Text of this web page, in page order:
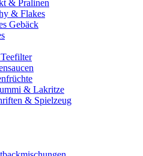
& Pralinen
& Flakes
Gebäck
& Lakritze
& Spielzeug